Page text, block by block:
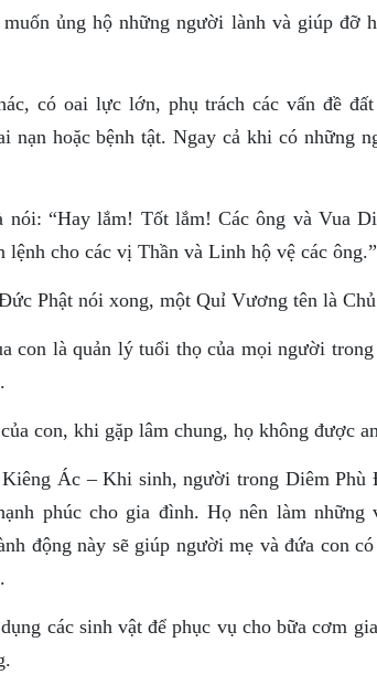
ủng hộ những người lành và giúp đỡ
có oai lực lớn, phụ trách các vấn đề
nạn hoặc bệnh tật. Ngay cả khi có những
“Hay lắm! Tốt lắm! Các ông và Vua
cho các vị Thần và Linh hộ vệ các ông.”
Phật nói xong, một Quỉ Vương tên là
con là quản lý tuổi thọ của mọi người
con, khi gặp lâm chung, họ không được
Ác – Khi sinh, người trong Diêm Phù
phúc cho gia đình. Họ nên làm
động này sẽ giúp người mẹ và đứa con
các sinh vật để phục vụ cho bữa cơm